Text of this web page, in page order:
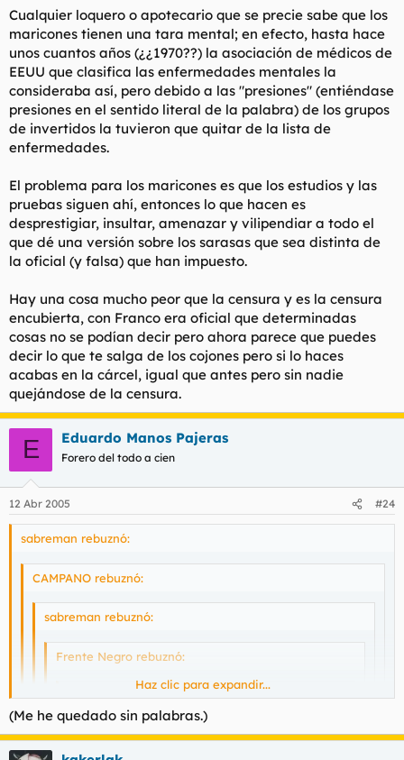
¡Cupidoooooooo!
Cualquier loquero o apotecario que se precie sabe que los
maricones tienen una tara mental; en efecto, hasta hace
unos cuantos años (¿¿1970??) la asociación de médicos de
EEUU que clasifica las enfermedades mentales la
consideraba así, pero debido a las "presiones" (entiéndase
presiones en el sentido literal de la palabra) de los grupos
de invertidos la tuvieron que quitar de la lista de
enfermedades.
El problema para los maricones es que los estudios y las
pruebas siguen ahí, entonces lo que hacen es
desprestigiar, insultar, amenazar y vilipendiar a todo el
que dé una versión sobre los sarasas que sea distinta de
la oficial (y falsa) que han impuesto.
Hay una cosa mucho peor que la censura y es la censura
encubierta, con Franco era oficial que determinadas
cosas no se podían decir pero ahora parece que puedes
decir lo que te salga de los cojones pero si lo haces
acabas en la cárcel, igual que antes pero sin nadie
quejándose de la censura.
E Eduardo Manos Pajeras
Forero del todo a cien
12 Abr 2005 #24
sabreman rebuznó:
CAMPANO rebuznó:
sabreman rebuznó:
Frente Negro rebuznó:
CAMPANO rebuznó:
Ya lo decía mi abuelo: "Nunca te fies de alguien
que te pueda dar por culo" a lo que mi abuela
añadió "mas aun si darte por culo es su máxima
Haz clic para expandir...
Haz clic para expandir...
(Me he quedado sin palabras.)